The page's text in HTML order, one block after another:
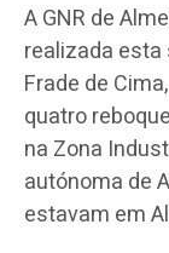
A GNR de
realizada esta
Frade de
quatro
na Zona
autónoma de
estavam em